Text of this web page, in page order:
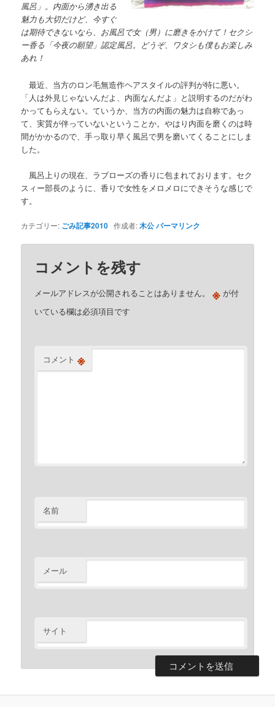
風呂」。内面から湧き出る
魅力も大切だけど、今すぐ
は期待できないなら、お風呂で女（男）に磨きをかけて！セクシ
ー香る「今夜の願望」認定風呂。どうぞ、ワタシも僕もお楽しみ
あれ！
最近、当方のロン毛無造作ヘアスタイルの評判が特に悪い。
「人は外見じゃないんだよ、内面なんだよ」と説明するのだがわ
かってもらえない。ていうか、当方の内面の魅力は自称であっ
て、実質が伴っていないということか。やはり内面を磨くのは時
間がかかるので、手っ取り早く風呂で男を磨いてくることにしま
した。
風呂上りの現在、ラブローズの香りに包まれております。セク
スィー部長のように、香りで女性をメロメロにできそうな感じで
す。
カテゴリー: ごみ記事2010 作成者:木公パーマリンク
コメントを残す
メールアドレスが公開されることはありません。 ※ が付
いている欄は必須項目です
コメント ※
名前
メール
サイト